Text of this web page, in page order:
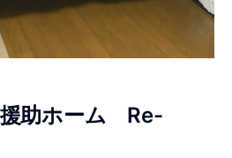
援助ホーム Re-